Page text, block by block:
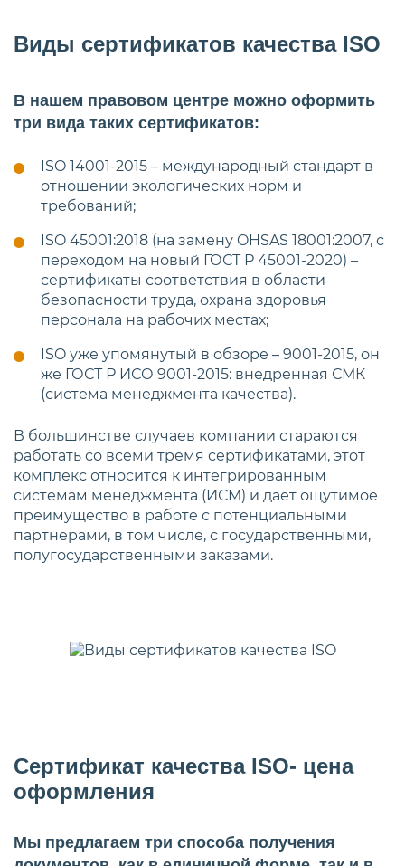
Виды сертификатов качества ISO
В нашем правовом центре можно оформить
три вида таких сертификатов:
ISO 14001-2015 – международный стандарт в
отношении экологических норм и
требований;
ISO 45001:2018 (на замену OHSAS 18001:2007, с
переходом на новый ГОСТ Р 45001-2020) –
сертификаты соответствия в области
безопасности труда, охрана здоровья
персонала на рабочих местах;
ISO уже упомянутый в обзоре – 9001-2015, он
же ГОСТ Р ИСО 9001-2015: внедренная СМК
(система менеджмента качества).
В большинстве случаев компании стараются
работать со всеми тремя сертификатами, этот
комплекс относится к интегрированным
системам менеджмента (ИСМ) и даёт ощутимое
преимущество в работе с потенциальными
партнерами, в том числе, с государственными,
полугосударственными заказами.
Сертификат качества ISO- цена
оформления
Мы предлагаем три способа получения